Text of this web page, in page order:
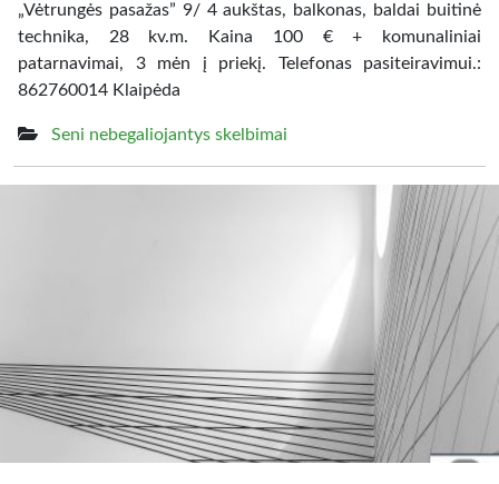
„Vėtrungės pasažas” 9/ 4 aukštas, balkonas, baldai buitinė
technika, 28 kv.m. Kaina 100 € + komunaliniai
patarnavimai, 3 mėn į priekį. Telefonas pasiteiravimui.:
862760014 Klaipėda
Seni nebegaliojantys skelbimai